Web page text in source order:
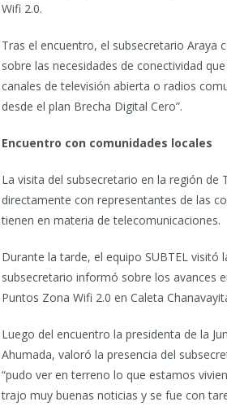
Wifi 2.0.
Tras el encuentro, el subsecretario Araya
sobre las necesidades de conectividad
canales de televisión abierta o radios
desde el plan Brecha Digital Cero”.
Encuentro con comunidades locales
La visita del subsecretario en la región
directamente con representantes de las
tienen en materia de telecomunicaciones.
Durante la tarde, el equipo SUBTEL visitó
subsecretario informó sobre los avances
Puntos Zona Wifi 2.0 en Caleta
Luego del encuentro la presidenta de la
Ahumada, valoró la presencia del
“pudo ver en terreno lo que estamos
trajo muy buenas noticias y se fue con